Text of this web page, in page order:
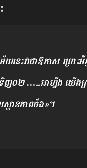
នេះវាជាឱកាស ព្រោ
ញ០២ …..អាហ្នឹង យើង
ថានភាពចឹង»។